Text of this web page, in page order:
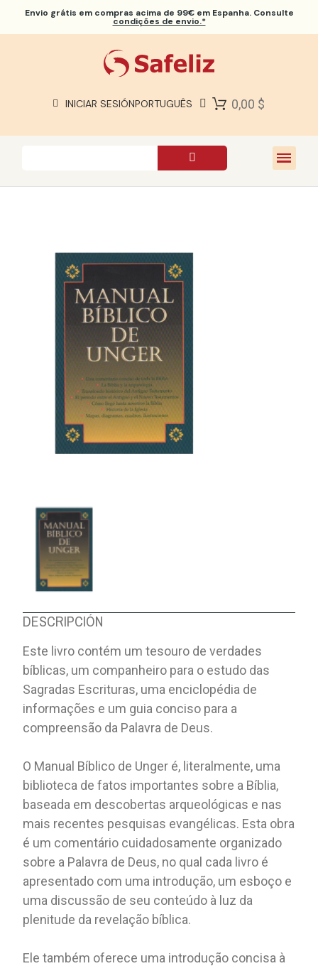
Envio grátis em compras acima de 99€ em Espanha. Consulte
condições de envio.*
INICIAR SESIÓNPORTUGUÊS 0,00 $
SOBRE NÓS
DESCRIPCIÓN
Este livro contém um tesouro de verdades
bíblicas, um companheiro para o estudo das
Sagradas Escrituras, uma enciclopédia de
informações e um guia conciso para a
compreensão da Palavra de Deus.
O Manual Bíblico de Unger é, literalmente, uma
biblioteca de fatos importantes sobre a Bíblia,
baseada em descobertas arqueológicas e nas
mais recentes pesquisas evangélicas. Esta obra
é um comentário cuidadosamente organizado
sobre a Palavra de Deus, no qual cada livro é
apresentado com uma introdução, um esboço e
uma discussão de seu conteúdo à luz da
plenitude da revelação bíblica.
Ele também oferece uma introdução concisa à